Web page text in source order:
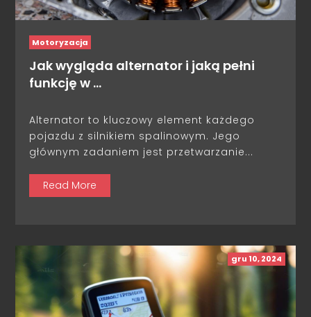
Motoryzacja
Jak wygląda alternator i jaką pełni
funkcję w …
Alternator to kluczowy element każdego
pojazdu z silnikiem spalinowym. Jego
głównym zadaniem jest przetwarzanie...
Read More
gru 10, 2024